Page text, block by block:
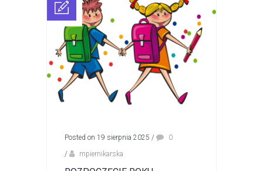
Posted on 19 sierpnia 2025 /
0
/
mpiernikarska